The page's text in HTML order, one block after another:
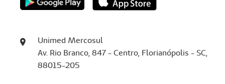
Unimed Mercosul
Av. Rio Branco, 847 - Centro, Florianópolis - SC,
88015-205